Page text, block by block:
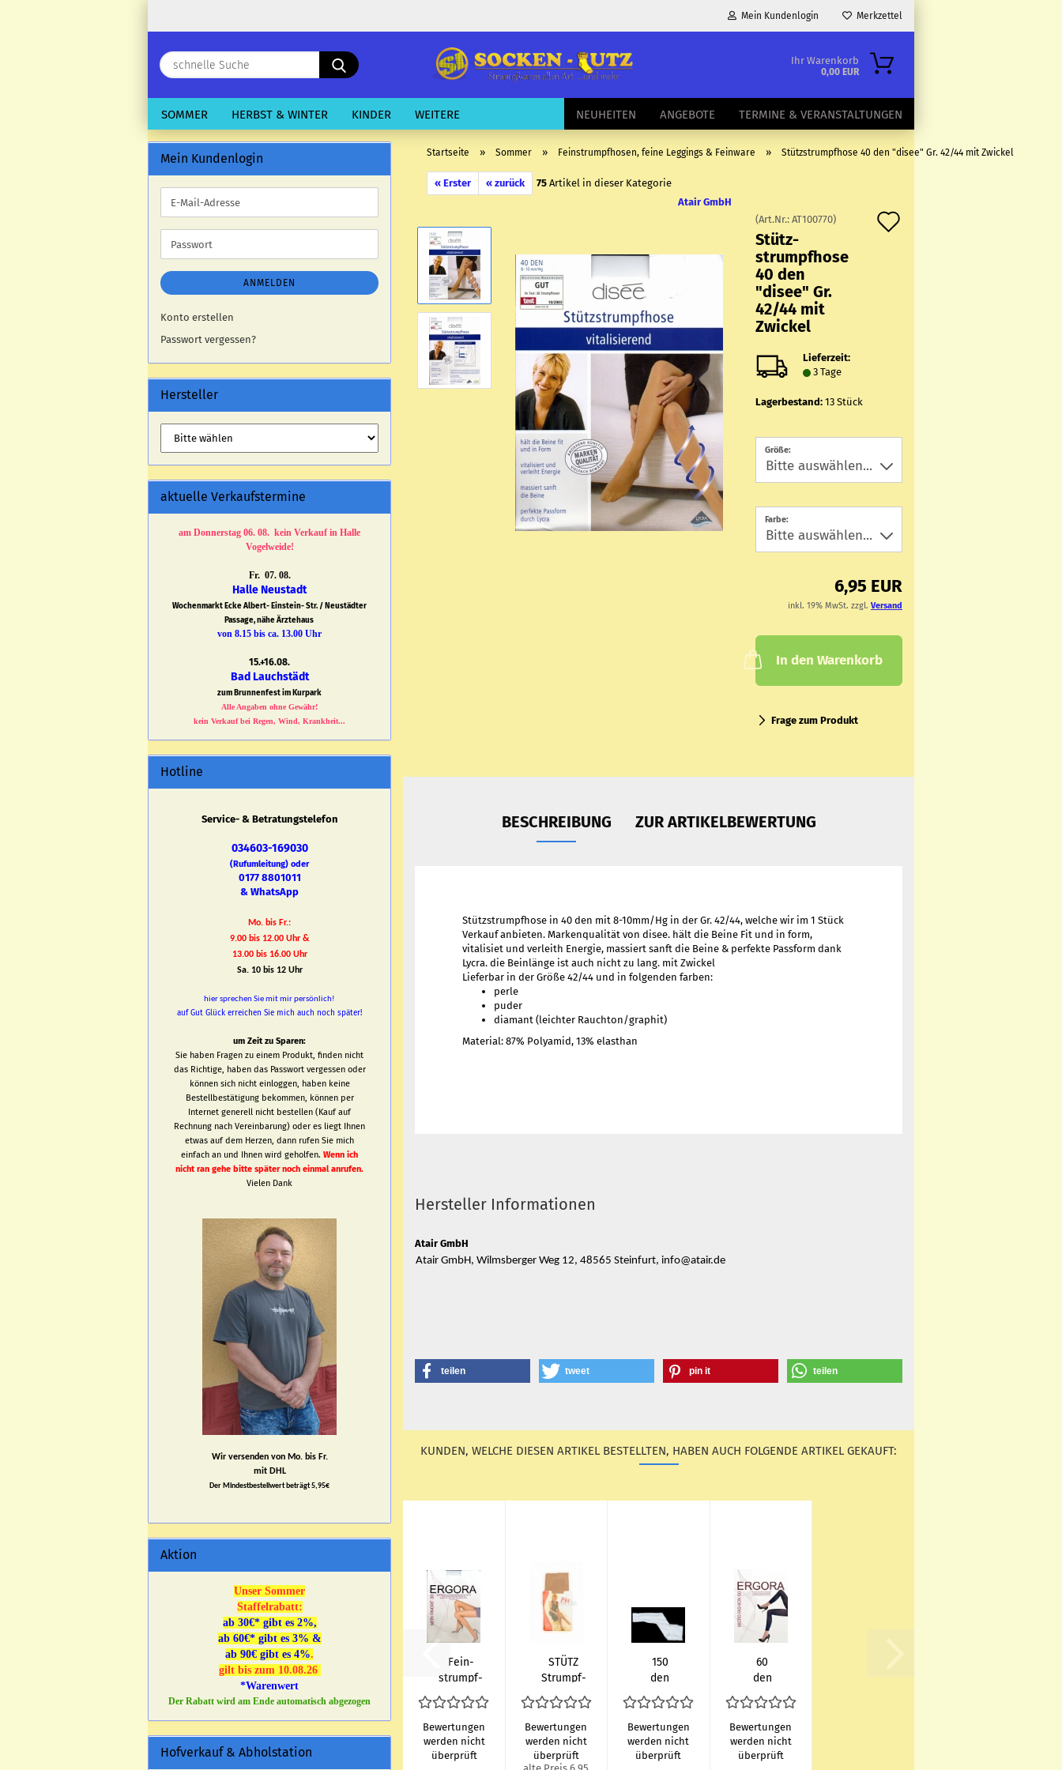
Mein Kundenlogin
Passwort vergessen?
Merkzettel
schnelle
Suche
Ihr Warenkorb
0,00 EUR
SOMMER HERBST & WINTER KINDER NEUHEITEN ANGEBOTE TERMINE & VERANSTALTUNGEN
WEITERE
Startseite » Sommer » Feinstrumpfhosen, feine Leggings & Feinware » Stützstrumpfhose 40 den "disee" Gr. 42/44 mit Zwickel
« Erster « zurück 75 Artikel in dieser Kategorie
Atair GmbH
(Art.Nr.:AT100770)
Stütz­
strumpf­ho­se
40 den
"disee" Gr.
42/44 mit
Zwi­ckel
Lieferzeit:
3 Tage
Lagerbestand: 13Stück
Größe:
Farbe:
6,95 EUR
inkl. 19% MwSt. zzgl. Versand
In den Warenkorb
Frage zum Produkt
BESCHREIBUNG ZUR ARTIKELBEWERTUNG
Stützstrumpfhose in 40 den mit 8-10mm/Hg in der Gr. 42/44, welche wir im 1 Stück
Verkauf anbieten. Markenqualität von disee. hält die Beine Fit und in form,
vitalisiet und verleith Energie, massiert sanft die Beine & perfekte Passform dank
Lycra. die Beinlänge ist auch nicht zu lang. mit Zwickel
Lieferbar in der Größe 42/44 und in folgenden farben:
perle
puder
diamant (leichter Rauchton/graphit)
Material: 87% Polyamid, 13% elasthan
Hersteller Informationen
Atair GmbH
Atair GmbH, Wilmsberger Weg 12, 48565 Steinfurt, info@atair.de
teilen tweet pin it teilen
KUNDEN, WELCHE DIESEN ARTIKEL BESTELLTEN, HABEN AUCH FOLGENDE ARTIKEL GEKAUFT:
Fe­in­
strumpf­
ho­se 30
den mit
Zwi­ckel
ESDA &
Er­go­ra
Bewertungen
werden nicht
überprüft
STÜTZ
Strumpf­
ho­se 40
den
"PIA" Gr.
34/36
bis
Bewertungen
werden nicht
überprüft
150
den
7/8
wei­
che &
ultra
blick­
Bewertungen
werden nicht
überprüft
60
den
uni
ele­
gan­te
&
super
Bewertungen
werden nicht
überprüft
Mein Kundenlogin
E-
Mail-
Adresse
Passwort
ANMELDEN
Konto erstellen
Passwort vergessen?
Hersteller
aktuelle Verkaufstermine
am Donnerstag 06. 08. kein Verkauf in Halle
Vogelweide!
Fr. 07. 08.
Halle Neustadt
Wochenmarkt Ecke Albert- Einstein- Str. / Neustädter
Passage, nähe Ärztehaus
von 8.15 bis ca. 13.00 Uhr
15.+16.08.
Bad Lauchstädt
zum Brunnenfest im Kurpark
Alle Angaben ohne Gewähr!
kein Verkauf bei Regen, Wind, Krankheit...
Hotline
Service- & Betratungstelefon
034603-169030
(Rufumleitung) oder
0177 8801011
& WhatsApp
Mo. bis Fr.:
9.00 bis 12.00 Uhr &
13.00 bis 16.00 Uhr
Sa. 10 bis 12 Uhr
hier sprechen Sie mit mir persönlich!
auf Gut Glück erreichen Sie mich auch noch später!
um Zeit zu Sparen:
Sie haben Fragen zu einem Produkt, finden nicht
das Richtige, haben das Passwort vergessen oder
können sich nicht einloggen, haben keine
Bestellbestätigung bekommen, können per
Internet generell nicht bestellen (Kauf auf
Rechnung nach Vereinbarung) oder es liegt Ihnen
etwas auf dem Herzen, dann rufen Sie mich
einfach an und Ihnen wird geholfen.Wenn ich
nicht ran gehe bitte später noch einmal anrufen.
Vielen Dank
Wir versenden von Mo. bis Fr.
mit DHL
Der Mindestbestellwert beträgt 5,95€
Aktion
Unser Sommer
Staffelrabatt:
ab 30€* gibt es 2%,
ab 60€* gibt es 3% &
ab 90€ gibt es 4%.
gilt bis zum 10.08.26
*Warenwert
Der Rabatt wird am Ende automatisch abgezogen
Hofverkauf & Abholstation